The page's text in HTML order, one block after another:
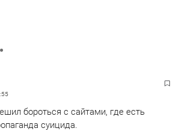
бороться с сайтами, где есть
суицида.